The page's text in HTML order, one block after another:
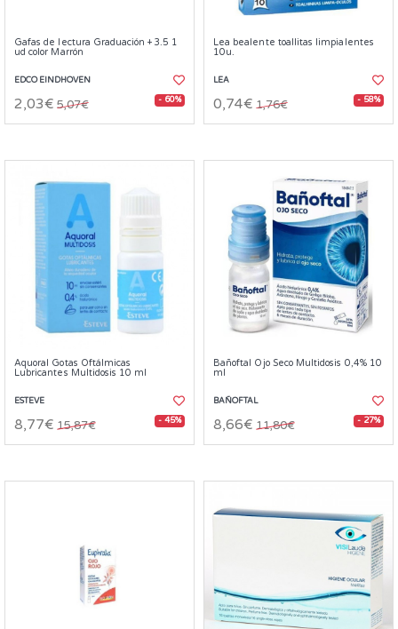
Gafas de lectura Graduación +3.5 1
ud color Marrón
EDCO EINDHOVEN
2,03€ 5,07€ - 60%
Lea bealente toallitas limpialentes
10u.
LEA
0,74€ 1,76€ - 58%
Aquoral Gotas Oftálmicas
Lubricantes Multidosis 10 ml
ESTEVE
8,77€ 15,87€ - 45%
Bañoftal Ojo Seco Multidosis 0,4% 10
ml
BAÑOFTAL
8,66€ 11,80€ - 27%